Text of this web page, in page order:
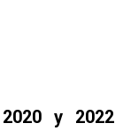
y 2022